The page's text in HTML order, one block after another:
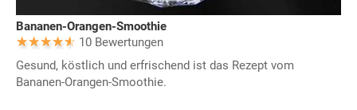
Bananen-Orangen-Smoothie
10 Bewertungen
Gesund, köstlich und erfrischend ist das Rezept vom
Bananen-Orangen-Smoothie.